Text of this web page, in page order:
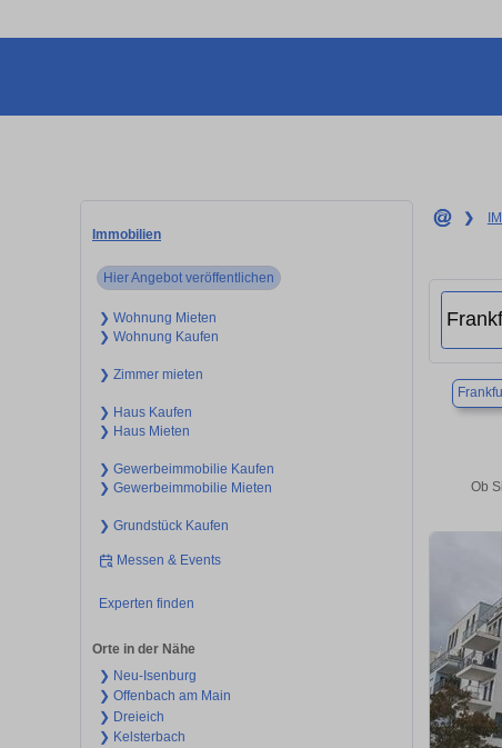
Immobilien
Hier Angebot veröffentlichen
❯ Wohnung Mieten
❯ Wohnung Kaufen
❯ Zimmer mieten
❯ Haus Kaufen
❯ Haus Mieten
❯ Gewerbeimmobilie Kaufen
❯ Gewerbeimmobilie Mieten
❯ Grundstück Kaufen
Messen & Events
Experten finden
Orte in der Nähe
❯ Neu-Isenburg
❯ Offenbach am Main
❯ Dreieich
❯ Kelsterbach
❯
Ob